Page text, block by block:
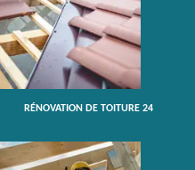
RÉNOVATION DE TOITURE 24